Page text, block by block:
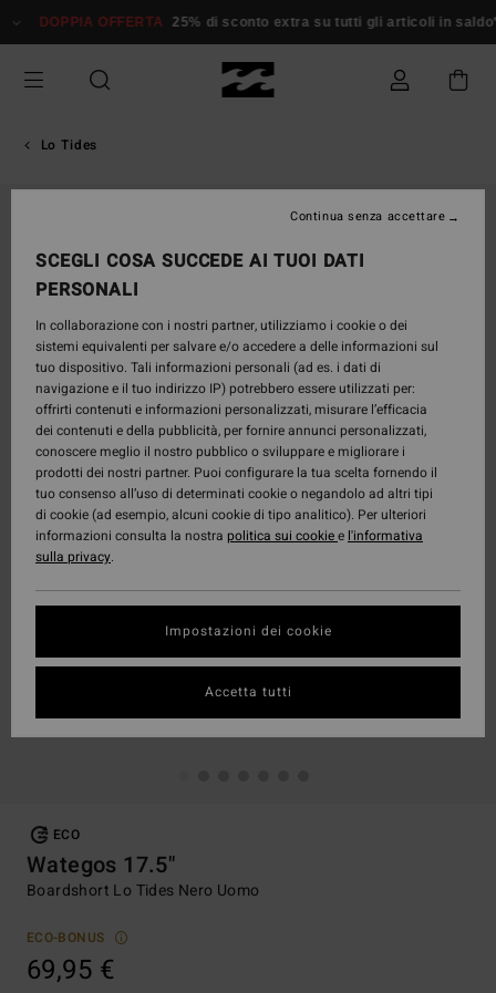
alle
prodotto
DOPPIA OFFERTA 25% di sconto extra su tutti gli articoli in saldo*
Lo Tides
ECO
Wategos 17.5"
Boardshort Lo Tides Nero Uomo
ECO-BONUS
69,95 €
SCEGLI COSA SUCCEDE AI TUOI DATI
PERSONALI
In collaborazione con i nostri partner, utilizziamo i cookie o dei
sistemi equivalenti per salvare e/o accedere a delle informazioni sul
tuo dispositivo. Tali informazioni personali (ad es. i dati di
navigazione e il tuo indirizzo IP) potrebbero essere utilizzati per:
offrirti contenuti e informazioni personalizzati, misurare l’efficacia
dei contenuti e della pubblicità, per fornire annunci personalizzati,
conoscere meglio il nostro pubblico o sviluppare e migliorare i
prodotti dei nostri partner. Puoi configurare la tua scelta fornendo il
tuo consenso all’uso di determinati cookie o negandolo ad altri tipi
di cookie (ad esempio, alcuni cookie di tipo analitico). Per ulteriori
informazioni consulta la nostra politica sui cookiee l'informativa
sulla privacy.
Impostazioni dei cookie
Continua senza accettare
Accetta tutti